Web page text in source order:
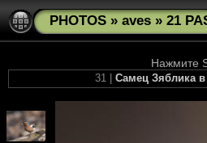
PHOTOS » aves » 21
Нажмите
31 |Самец Зяблика